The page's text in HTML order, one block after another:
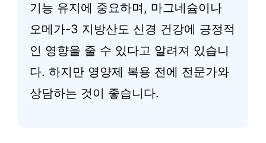
기능 유지에 중요하며, 마그네슘이나
오메가-3 지방산도 신경 건강에 긍정적
인 영향을 줄 수 있다고 알려져 있습니
다. 하지만 영양제 복용 전에 전문가와
상담하는 것이 좋습니다.